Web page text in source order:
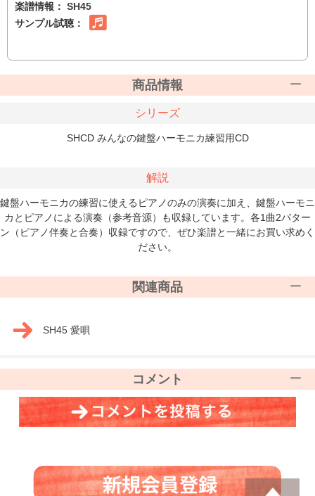
楽譜情報： SH45
サンプル試聴：
商品情報
シリーズ
SHCD みんなの鍵盤ハーモニカ練習用CD
解説
鍵盤ハーモニカの練習に使えるピアノのみの演奏に加え、鍵盤ハーモニ
カとピアノによる演奏（参考音源）も収録しています。各1曲2パター
ン（ピアノ伴奏と合奏）収録ですので、ぜひ楽譜と一緒にお買い求めく
ださい。
関連商品
SH45 愛唄
コメント